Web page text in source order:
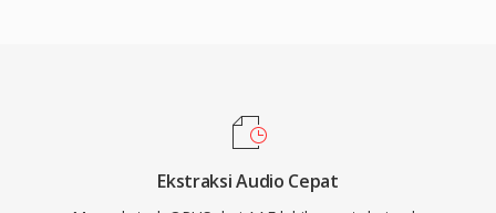
pada rate yang setara. Dan latensi rendahnya
sehingga setiap browser modern dilengkapi
Ekstraksi Audio Cepat